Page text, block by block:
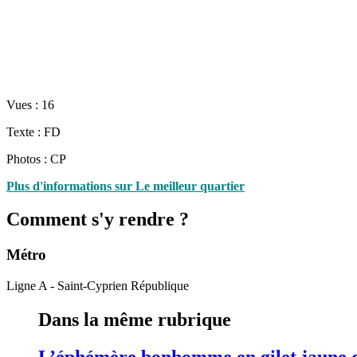
Vues : 16
Texte : FD
Photos : CP
Plus d'informations sur Le meilleur quartier
Comment s'y rendre ?
Métro
Ligne A - Saint-Cyprien République
Dans la même rubrique